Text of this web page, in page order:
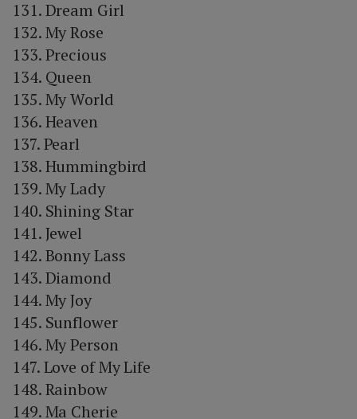
131. Dream Girl
132. My Rose
133. Precious
134. Queen
135. My World
136. Heaven
137. Pearl
138. Hummingbird
139. My Lady
140. Shining Star
141. Jewel
142. Bonny Lass
143. Diamond
144. My Joy
145. Sunflower
146. My Person
147. Love of My Life
148. Rainbow
149. Ma Cherie